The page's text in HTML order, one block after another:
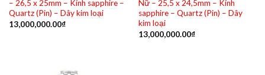
– 26,5 x 25mm – Kính sapphire –
Quartz (Pin) – Dây kim loại
13,000,000.00₫
Nữ – 25,5 x 24,5mm – Kính
sapphire – Quartz (Pin) – Dây
kim loại
13,000,000.00₫